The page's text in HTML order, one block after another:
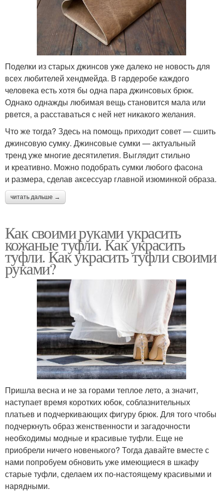
Поделки из старых джинсов уже далеко не новость для
всех любителей хендмейда. В гардеробе каждого
человека есть хотя бы одна пара джинсовых брюк.
Однако однажды любимая вещь становится мала или
рвется, а расставаться с ней нет никакого желания.
Что же тогда? Здесь на помощь приходит совет — сшить
джинсовую сумку. Джинсовые сумки — актуальный
тренд уже многие десятилетия. Выглядит стильно
и креативно. Можно подобрать сумки любого фасона
и размера, сделав аксессуар главной изюминкой образа.
читать дальше →
Как своими руками украсить
кожаные туфли. Как украсить
туфли. Как украсить туфли своими
руками?
Пришла весна и не за горами теплое лето, а значит,
наступает время коротких юбок, соблазнительных
платьев и подчеркивающих фигуру брюк. Для того чтобы
подчеркнуть образ женственности и загадочности
необходимы модные и красивые туфли. Еще не
приобрели ничего новенького? Тогда давайте вместе с
нами попробуем обновить уже имеющиеся в шкафу
старые туфли, сделаем их по-настоящему красивыми и
нарядными.